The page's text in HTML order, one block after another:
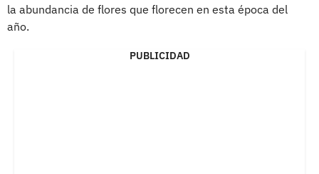
la abundancia de flores que florecen en esta época del
año.
PUBLICIDAD